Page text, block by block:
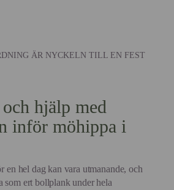
ÄR NYCKELN TILL EN FEST
hjälp med
inför möhippa i
en hel dag kan vara utmanande, och
som ert bollplank under hela